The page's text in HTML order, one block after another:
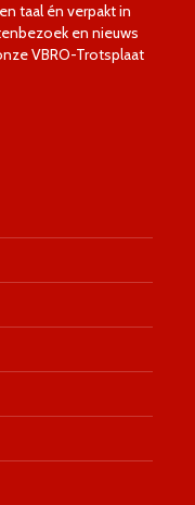
taal én verpakt in
en nieuws
VBRO-Trotsplaat